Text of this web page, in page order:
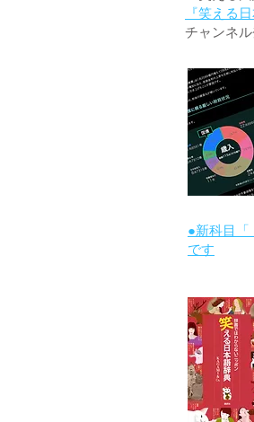
『笑える
チャンネル
●新科目「
です